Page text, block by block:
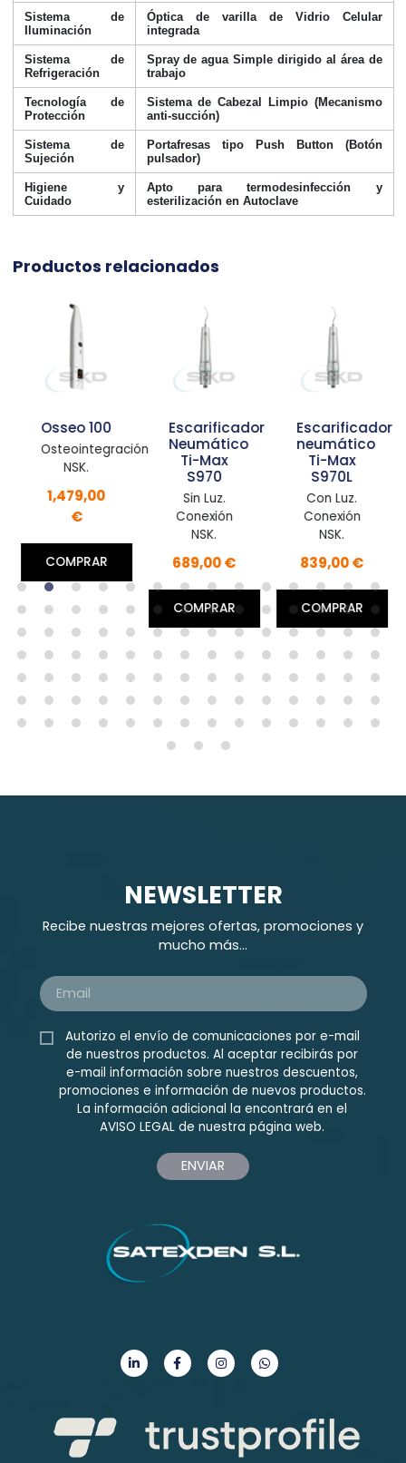
Sistema de
Iluminación
Óptica de varilla de Vidrio Celular
integrada
Sistema de
Refrigeración
Spray de agua Simple dirigido al área de
trabajo
Tecnología de
Protección
Sistema de Cabezal Limpio (Mecanismo
anti-succión)
Sistema de
Sujeción
Portafresas tipo Push Button (Botón
pulsador)
Higiene y
Cuidado
Apto para termodesinfección y
esterilización en Autoclave
Productos relacionados
Osseo 100
Osteointegración.
NSK.
1,479,00
€
COMPRAR
Escarificador
Neumático
Ti-Max
S970
Sin Luz.
Conexión
NSK.
689,00 €
COMPRAR
Escarificador
neumático
Ti-Max
S970L
Con Luz.
Conexión
NSK.
839,00 €
COMPRAR
NEWSLETTER
Recibe nuestras mejores ofertas, promociones y
mucho más...
Autorizo el envío de comunicaciones por e-mail
de nuestros productos. Al aceptar recibirás por
e-mail información sobre nuestros descuentos,
promociones e información de nuevos productos.
La información adicional la encontrará en el
AVISO LEGAL de nuestra página web.
ENVIAR